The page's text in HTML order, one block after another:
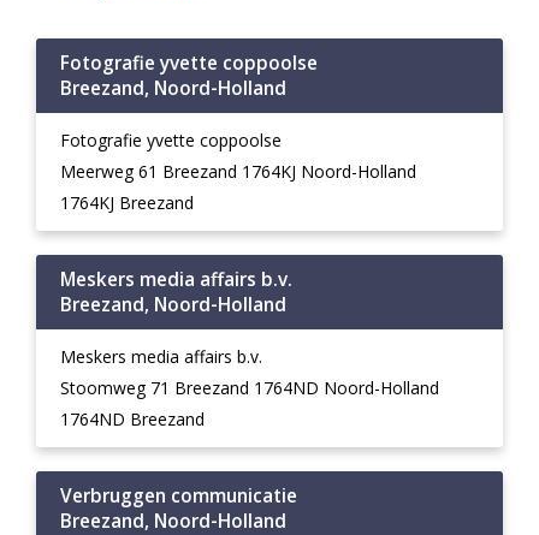
Fotografie yvette coppoolse
Breezand, Noord-Holland
Fotografie yvette coppoolse
Meerweg 61 Breezand 1764KJ Noord-Holland
1764KJ Breezand
Meskers media affairs b.v.
Breezand, Noord-Holland
Meskers media affairs b.v.
Stoomweg 71 Breezand 1764ND Noord-Holland
1764ND Breezand
Verbruggen communicatie
Breezand, Noord-Holland